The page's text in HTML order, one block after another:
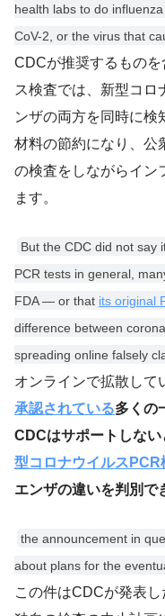
health labs to do
CoV-2, or the virus that
CDCが推奨するもの
ス検査では、新型コロ
ンザの両方を同時に検
材料の節約になり、公
の検査をしながらイン
ます。
But the CDC did not say
PCR tests in general,
FDA — or that its original
difference between
spreading online falsely
オンラインで拡散して
承認されている多くの
CDCはサポートしない
型コロナウイルスPCR
エンザの違いを判別で
the announcement in
about plans for the
この件はCDCが発表